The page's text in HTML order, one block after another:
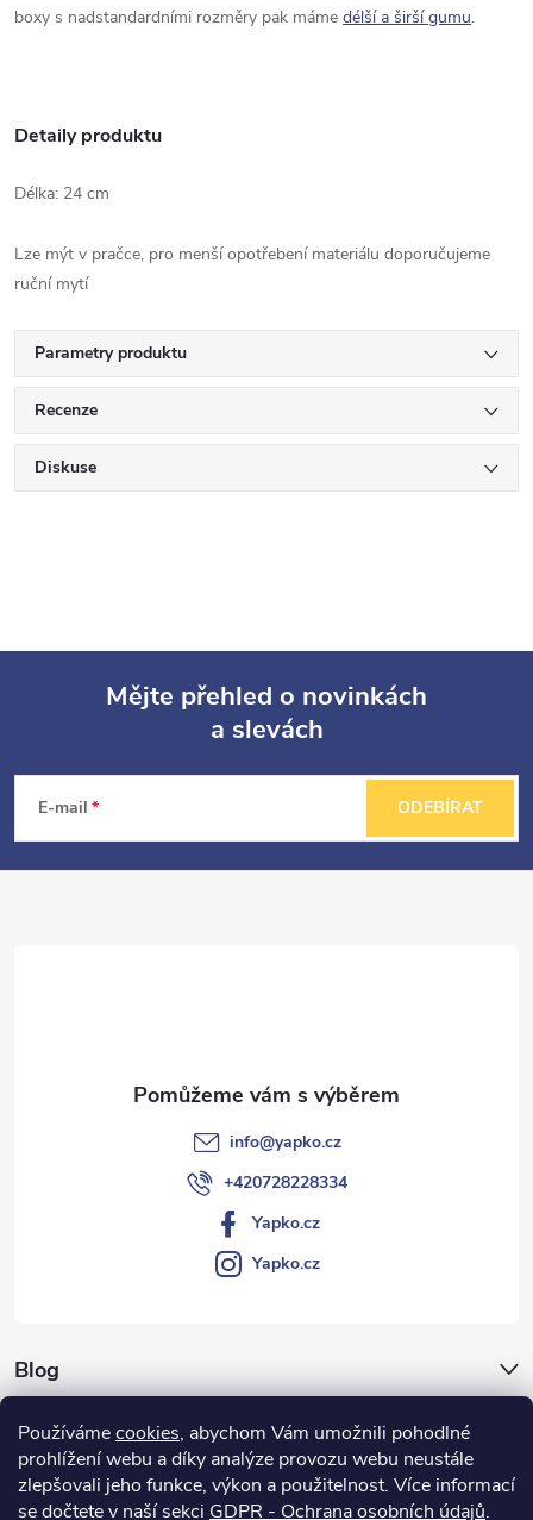
Používámecookies, abychom Vám umožnili pohodlné
prohlížení webu a díky analýze provozu webu neustále
zlepšovali jeho funkce, výkon a použitelnost. Více informací
se dočtete v naší sekci GDPR - Ochrana osobních údajů.
boxy s nadstandardními rozměry pak máme délší a širší gumu.
Detaily produktu
Délka: 24 cm
Lze mýt v pračce, pro menší opotřebení materiálu doporučujeme
ruční mytí
Parametry produktu
Recenze
Diskuse
p
Mějte přehled o novinkách
a slevách
E-mail ODEBÍRAT
Blog
Vše o nákupu
info@yapko.cz
+420728228334
Yapko.cz
Yapko.cz